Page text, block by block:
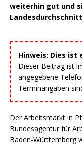
weiterhin gut und
Hinweis: Dies ist
Dieser Beitrag ist
angegebene
Terminangaben
Der Arbeitsmarkt in
Bundesagentur für
Baden-Württemberg